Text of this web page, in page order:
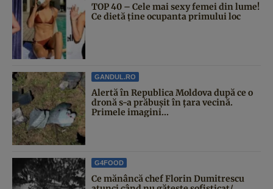
TOP 40 – Cele mai sexy femei din lume!
Ce dietă ține ocupanta primului loc
GANDUL.RO
Alertă în Republica Moldova după ce o
dronă s-a prăbușit în țara vecină.
Primele imagini...
G4FOOD
Ce mănâncă chef Florin Dumitrescu